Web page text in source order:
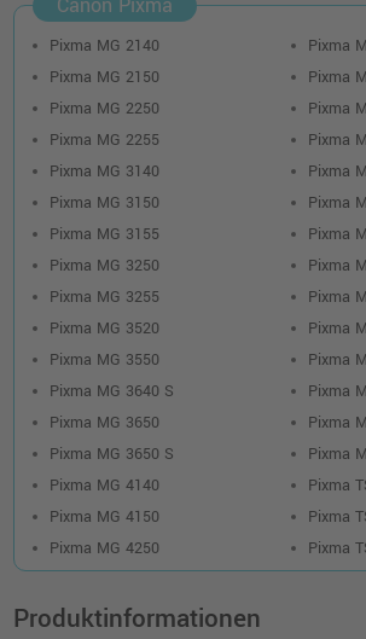
43,99 €
Canon PG-540L + CL-
Fotopapier (50 Blatt, 10 x
o. MwSt.
50,99 €
Canon PG-540 + CL-541
(CMYK)
o. MwSt.
63,99 €
2 Canon Tinten 5225B012
540 + CL-541 Doppelpack
Fotopapier
o. MwSt.
47,99 €
Pixma MG 2140
Pixma MG 2150
Pixma MG 2250
Pixma MG 2255
Pixma MG 3140
Pixma MG 3150
Pixma MG 3155
Pixma MG 3250
Pixma MG 3255
Pixma MG 3520
Pixma MG 3550
Pixma MG 3640 S
Pixma MG 3650
Pixma MG 3650 S
Pixma MG 4140
Pixma MG 4150
Pixma MG 4250
Pixma
Pixma
Pixma
Pixma
Pixma
Pixma
Pixma
Pixma
Pixma
Pixma
Pixma
Pixma
Pixma
Pixma
Pixma
Pixma
Pixma
Produktinformationen